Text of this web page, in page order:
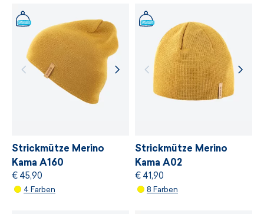
sondern auch ethisch,
transparent und nachhaltig ist.
Wir arbeiten mit Lieferanten zusammen, die
den strengsten unabhängigen ökologischen
Standard von
bluesign®
anbieten, der auf
Entwicklungsprinzipien basiert.
WEITERE INFORMATIONEN
Strickmütze Merino
Kama A160
€ 45,90
4 Farben
Strickmütze Merino
Kama A02
€ 41,90
8 Farben